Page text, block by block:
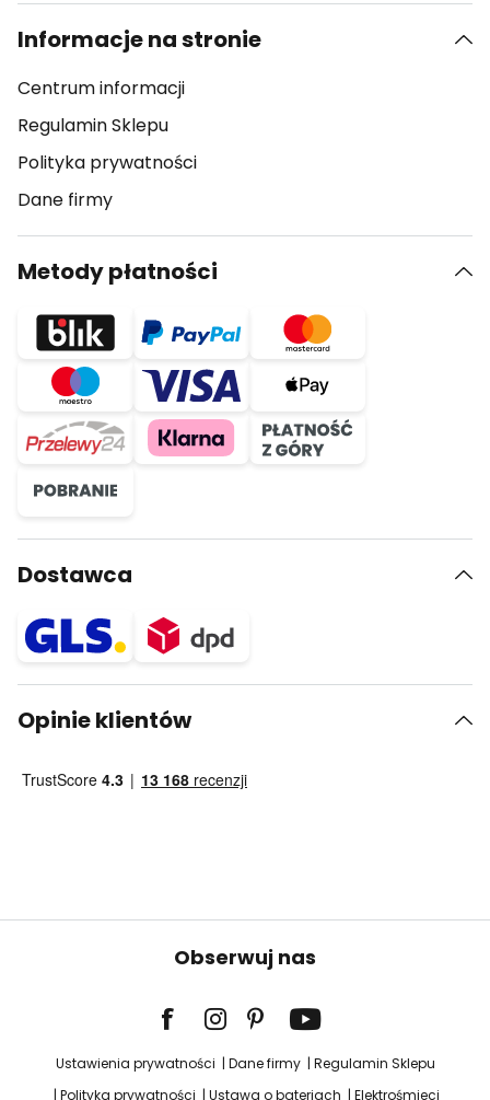
Informacje na stronie
Centrum informacji
Regulamin Sklepu
Polityka prywatności
Dane firmy
Metody płatności
Dostawca
Opinie klientów
Obserwuj nas
Ustawienia prywatności Dane firmy
Regulamin Sklepu
Polityka prywatności
Ustawa o bateriach Elektrośmieci